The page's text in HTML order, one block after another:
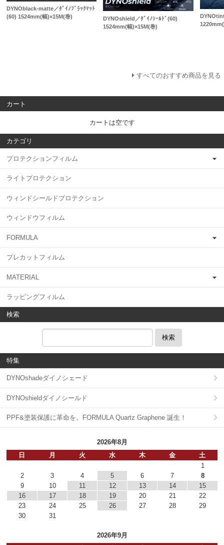
DYNOblack-matte／ﾀﾞｲﾉﾌﾞﾗｯｸﾏｯﾄ
(60) 1524mm(幅)×15M(巻)
DYNOshield／ﾀﾞｲﾉｼｰﾙﾄﾞ(60)
1524mm(幅)×15M(巻)
すべてのおすすめ商品を見る
カート
カートは空です
カテゴリ
プロテクションフィルム
ライトプロテクション
ウィンドシールドプロテクション
ウィンドウフィルム
FORMULA
プレカットフィルム
MATERIAL
ラッピングフィルム
検索
検索
特集
DYNOshadeダイノシェード
DYNOshieldダイノシールド
PPF&塗装保護に革命を。FORMULA Quartz Graphene 誕生！
2026年8月
日
月 火 水 木 金
土
1
2
3 4 5 6 7
8
9
10 11 12 13 14
15
16
17 18 19 20 21
22
23
24 25 26 27 28
29
30
31
2026年9月